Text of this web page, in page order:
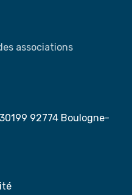
associations
92774 Boulogne-